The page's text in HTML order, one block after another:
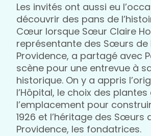
Les invités ont aussi eu
découvrir des pans de
Cœur lorsque Sœur Claire
représentante des Sœurs de
Providence, a partagé avec
scène pour une entrevue à
historique. On y a appris
l’Hôpital, le choix des
l’emplacement pour
1926 et l’héritage des Sœurs
Providence, les fondatrices.